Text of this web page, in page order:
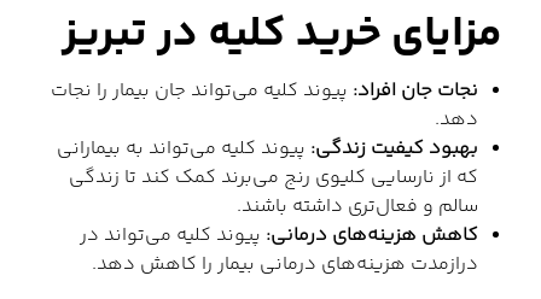
مزایای خرید کلیه در تبریز
نجات جان افراد: پیوند کلیه می‌تواند جان بیمار را نجات
دهد.
بهبود کیفیت زندگی: پیوند کلیه می‌تواند به بیمارانی
که از نارسایی کلیوی رنج می‌برند کمک کند تا زندگی
سالم و فعال‌تری داشته باشند.
کاهش هزینه‌های درمانی: پیوند کلیه می‌تواند در
درازمدت هزینه‌های درمانی بیمار را کاهش دهد.